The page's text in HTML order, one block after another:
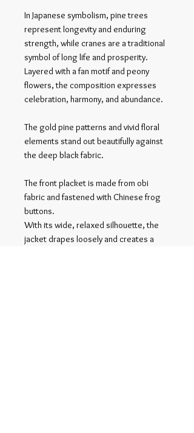
In Japanese symbolism, pine trees
represent longevity and enduring
strength, while cranes are a traditional
symbol of long life and prosperity.
Layered with a fan motif and peony
flowers, the composition expresses
celebration, harmony, and abundance.
The gold pine patterns and vivid floral
elements stand out beautifully against
the deep black fabric.
The front placket is made from obi
fabric and fastened with Chinese frog
buttons.
With its wide, relaxed silhouette, the
jacket drapes loosely and creates a